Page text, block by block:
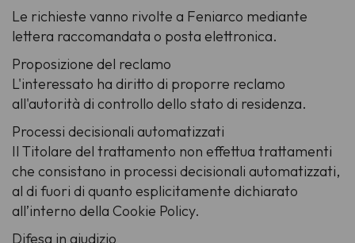
Le richieste vanno rivolte a Feniarco mediante
lettera raccomandata o posta elettronica.
Proposizione del reclamo
L'interessato ha diritto di proporre reclamo
all'autorità di controllo dello stato di residenza.
Processi decisionali automatizzati
Il Titolare del trattamento non effettua trattamenti
che consistano in processi decisionali automatizzati,
al di fuori di quanto esplicitamente dichiarato
all’interno della Cookie Policy.
Difesa in giudizio